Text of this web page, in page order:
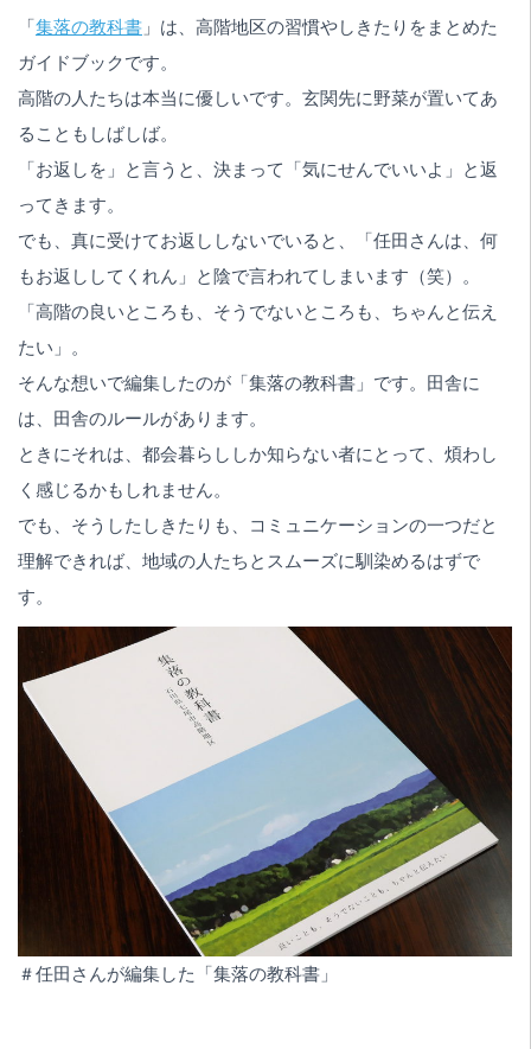
「集落の教科書 」は、高階地区の習慣やしきたりをまとめた
ガイドブックです。
高階の人たちは本当に優しいです。玄関先に野菜が置いてあ
ることもしばしば。
「お返しを」と言うと、決まって「気にせんでいいよ」と返
ってきます。
でも、真に受けてお返ししないでいると、「任田さんは、何
もお返ししてくれん」と陰で言われてしまいます（笑）。
「高階の良いところも、そうでないところも、ちゃんと伝え
たい」。
そんな想いで編集したのが「集落の教科書」です。田舎に
は、田舎のルールがあります。
ときにそれは、都会暮らししか知らない者にとって、煩わし
く感じるかもしれません。
でも、そうしたしきたりも、コミュニケーションの一つだと
理解できれば、地域の人たちとスムーズに馴染めるはずで
す。
＃任田さんが編集した「集落の教科書」